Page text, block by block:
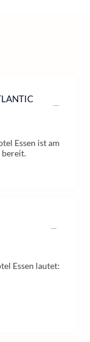
Essen ist am
bereit.
Essen lautet: